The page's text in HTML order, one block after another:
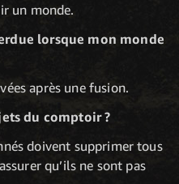
un monde.
lorsque mon monde
après une fusion.
du comptoir ?
doivent supprimer tous
qu’ils ne sont pas